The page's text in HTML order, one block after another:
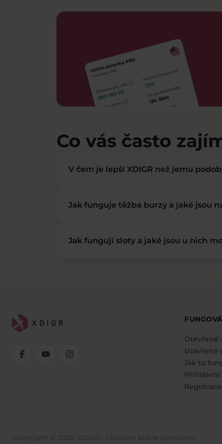
Co vás často
V čem je lepší XDIGR než jemu
Jak funguje těžba burzy a jaké jsou
Jak fungují sloty a jaké jsou u nich
Otevřené
Uzavřené
Jak to
Přihlášení
Registrace